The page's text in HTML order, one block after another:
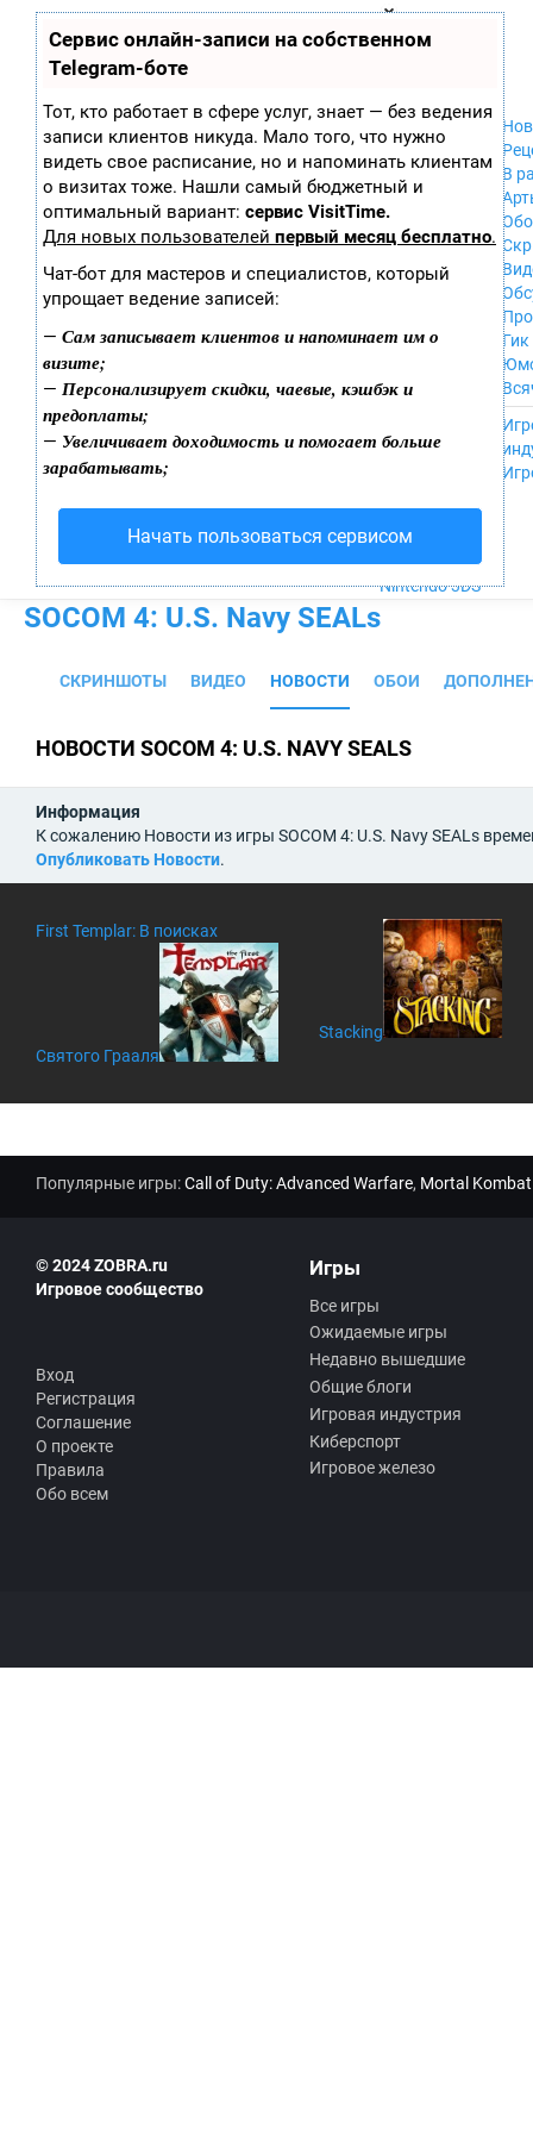
Сервис онлайн-записи на собственном
Telegram-боте
Тот, кто работает в сфере услуг, знает — без ведения
записи клиентов никуда. Мало того, что нужно
видеть свое расписание, но и напоминать клиентам
о визитах тоже. Нашли самый бюджетный и
оптимальный вариант: сервис VisitTime.
Для новых пользователей первый месяц бесплатно.
Чат-бот для мастеров и специалистов, который
упрощает ведение записей:
— Сам записывает клиентов и напоминает им о
визите;
— Персонализирует скидки, чаевые, кэшбэк и
предоплаты;
— Увеличивает доходимость и помогает больше
зарабатывать;
Начать пользоваться сервисом
играх
ла
ор
ы
Xbox 360
Wii
GameCube
PS
PS2
PS3
Nintendo 64
PSP
iPhone, iPod,
MacOS
NES
Wii U
PS4
Xbox One
Nintendo 3DS
В
Гик
SOCOM 4: U.S. Navy SEALs
СКРИНШОТЫ ВИДЕО НОВОСТИ ОБОИ
НОВОСТИ SOCOM 4: U.S. NAVY SEALS
Информация
К сожалению Новости из игры SOCOM 4: U.S. Navy SEALs
Опубликовать Новости.
First Templar: В поисках
Святого Грааля
Stacking
Популярные игры:Call of Duty: Advanced Warfare, Mortal
© 2024 ZOBRA.ru
Игровое сообщество
Вход
Регистрация
Соглашение
О проекте
Правила
Обо всем
Игры
Все игры
Ожидаемые игры
Недавно вышедшие
Общие блоги
Игровая индустрия
Киберспорт
Игровое железо